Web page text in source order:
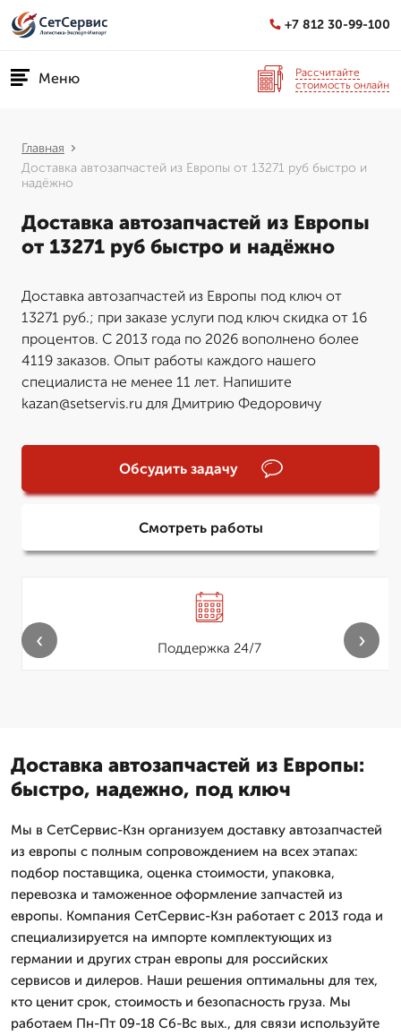
+7 812 30-99-100
Меню
Рассчитайте
стоимость онлайн
Главная
Доставка автозапчастей из Европы от 13271 руб быстро и
надёжно
Доставка автозапчастей из Европы
от 13271 руб быстро и надёжно
Доставка автозапчастей из Европы под ключ от
13271 руб.; при заказе услуги под ключ скидка от 16
процентов. С 2013 года по 2026 вополнено более
4119 заказов. Опыт работы каждого нашего
специалиста не менее 11 лет. Напишите
kazan@setservis.ru для Дмитрию Федоровичу
Обсудить задачу
Смотреть работы
Поддержка 24/7
‹ ›
Доставка автозапчастей из Европы:
быстро, надежно, под ключ
Мы в СетСервис-Кзн организуем доставку автозапчастей
из европы с полным сопровождением на всех этапах:
подбор поставщика, оценка стоимости, упаковка,
перевозка и таможенное оформление запчастей из
европы. Компания СетСервис-Кзн работает с 2013 года и
специализируется на импорте комплектующих из
германии и других стран европы для российских
сервисов и дилеров. Наши решения оптимальны для тех,
кто ценит срок, стоимость и безопасность груза. Мы
работаем Пн-Пт 09-18 Сб-Вс вых., для связи используйте